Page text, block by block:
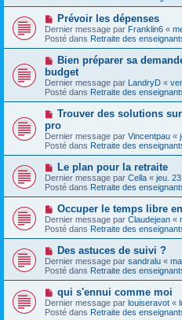
g
e
e
s
a
g
e
v
e
a
u
m
e
s
a
g
e
N
o
u
v
e
a
u
m
e
s
s
g
e
Prévoir les dépenses
Dernier message par Franklin6 «
Posté dans Retraite des
N
u
v
e
a
m
e
s
a
g
e
Bien préparer sa
budget
Dernier message par LandryD «
Posté dans Retraite des
N
u
v
e
a
m
e
s
s
g
e
Trouver des solutions
pro
Dernier message par Vincentpau «
Posté dans Retraite des
N
o
u
v
a
u
m
e
s
a
g
Le plan pour la retraite
Dernier message par Cella « jeu.
Posté dans Retraite des
N
o
u
v
e
a
u
m
e
s
s
a
Occuper le temps libre
Dernier message par Claudejean «
Posté dans Retraite des
N
o
u
v
a
u
m
Des astuces de suivi ?
Dernier message par sandralu «
Posté dans Retraite des
N
o
u
v
qui s'ennui comme moi
Dernier message par louiseravot «
Posté dans Retraite des